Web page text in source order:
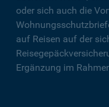
oder sich auch die
auf Reisen auf der
Ergänzung im